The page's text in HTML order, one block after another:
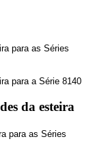
para as Séries
para a Série 8140
da esteira
para as Séries